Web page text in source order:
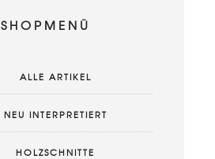
SHOPMENÜ
ALLE ARTIKEL
NEU INTERPRETIERT
HOLZSCHNITTE